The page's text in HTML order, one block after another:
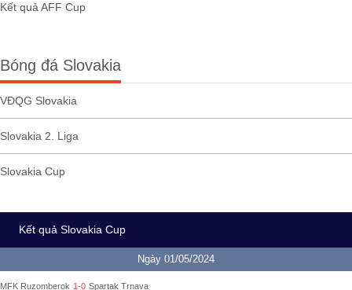
Kết quả AFF Cup
Bóng đá Slovakia
VĐQG Slovakia
Slovakia 2. Liga
Slovakia Cup
Kết quả Slovakia Cup
Ngày 01/05/2024
MFK Ruzomberok 1-0 Spartak Trnava